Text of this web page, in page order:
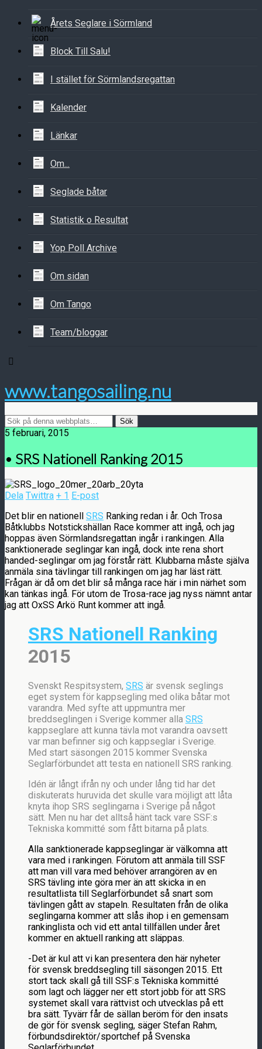
Årets Seglare i Sörmland
Block Till Salu!
I stället för Sörmlandsregattan
Kalender
Länkar
Om...
Seglade båtar
Statistik o Resultat
Yop Poll Archive
Om sidan
Om Tango
Team/bloggar
www.tangosailing.nu
5 februari, 2015
• SRS Nationell Ranking 2015
Dela Twittra + 1 E-post
Det blir en nationell SRS Ranking redan i år. Och Trosa
Båtklubbs Notstickshällan Race kommer att ingå, och jag
hoppas även Sörmlandsregattan ingår i rankingen. Alla
sanktionerade seglingar kan ingå, dock inte rena short
handed-seglingar om jag förstår rätt. Klubbarna måste själva
anmäla sina tävlingar till rankingen om jag har läst rätt.
Frågan är då om det blir så många race här i min närhet som
kan tänkas ingå. För utom de Trosa-race jag nyss nämnt antar
jag att OxSS Arkö Runt kommer att ingå.
SRS Nationell Ranking
2015
Svenskt Respitsystem, SRS är svensk seglings
eget system för kappsegling med olika båtar mot
varandra. Med syfte att uppmuntra mer
breddseglingen i Sverige kommer alla SRS
kappseglare att kunna tävla mot varandra oavsett
var man befinner sig och kappseglar i Sverige.
Med start säsongen 2015 kommer Svenska
Seglarförbundet att testa en nationell SRS ranking.
Idén är långt ifrån ny och under lång tid har det
diskuterats huruvida det skulle vara möjligt att låta
knyta ihop SRS seglingarna i Sverige på något
sätt. Men nu har det alltså hänt tack vare SSF:s
Tekniska kommitté som fått bitarna på plats.
Alla sanktionerade kappseglingar är välkomna att
vara med i rankingen. Förutom att anmäla till SSF
att man vill vara med behöver arrangören av en
SRS tävling inte göra mer än att skicka in en
resultatlista till Seglarförbundet så snart som
tävlingen gått av stapeln. Resultaten från de olika
seglingarna kommer att slås ihop i en gemensam
rankinglista och vid ett antal tillfällen under året
kommer en aktuell ranking att släppas.
-Det är kul att vi kan presentera den här nyheter
för svensk breddsegling till säsongen 2015. Ett
stort tack skall gå till SSF:s Tekniska kommitté
som lagt och lägger ner ett stort jobb för att SRS
systemet skall vara rättvist och utvecklas på ett
bra sätt. Tyvärr får de sällan beröm för den insats
de gör för svensk segling, säger Stefan Rahm,
förbundsdirektör/sportchef på Svenska